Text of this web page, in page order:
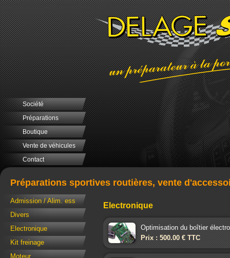
Société
Préparations
Boutique
Vente de véhicules
Contact
Préparations sportives routières, vente
Admission / Alim. ess
Divers
Electronique
Kit freinage
Moteur
Electronique
Optimisation du boîtier
Prix : 500.00 € TTC